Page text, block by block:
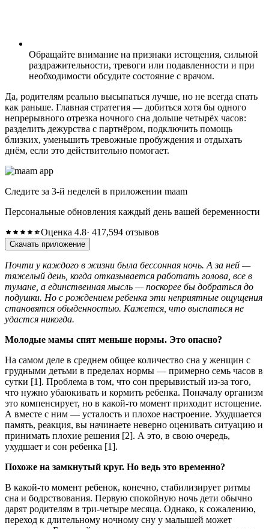
Обращайте внимание на признаки истощения, сильной
раздражительности, тревоги или подавленности и при
необходимости обсудите состояние с врачом.
Да, родителям реально высыпаться лучше, но не всегда спать
как раньше. Главная стратегия — добиться хотя бы одного
непрерывного отрезка ночного сна дольше четырёх часов:
разделить дежурства с партнёром, подключить помощь
близких, уменьшить тревожные пробуждения и отдыхать
днём, если это действительно помогает.
Следите за 3-й неделей в приложении maam
Персональные обновления каждый день вашей беременности
Оценка 4.8· 417,594 отзывов
Скачать приложение
Почти у каждого в жизни была бессонная ночь. А за ней —
тяжелый день, когда отказывается работать голова, все в
тумане, а единственная мысль — поскорее бы добраться до
подушки. Но с рождением ребенка эти неприятные ощущения
становятся обыденностью. Кажется, что выспаться не
удастся никогда.
Молодые мамы спят меньше нормы. Это опасно?
На самом деле в среднем общее количество сна у женщин с
грудными детьми в пределах нормы — примерно семь часов в
сутки [1]. Проблема в том, что сон прерывистый из-за того,
что нужно убаюкивать и кормить ребенка. Поначалу организм
это компенсирует, но в какой-то момент приходит истощение.
А вместе с ним — усталость и плохое настроение. Ухудшается
память, реакция, вы начинаете неверно оценивать ситуацию и
принимать плохие решения [2]. А это, в свою очередь,
ухудшает и сон ребенка [1].
Похоже на замкнутый круг. Но ведь это временно?
В какой-то момент ребенок, конечно, стабилизирует ритмы
сна и бодрствования. Первую спокойную ночь дети обычно
дарят родителям в три-четыре месяца. Однако, к сожалению,
переход к длительному ночному сну у малышей может